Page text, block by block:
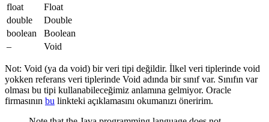
float
Float
double
Double
boolean
Boolean
–
Void
Not: Void (ya da void) bir veri tipi değildir. İlkel veri tiplerinde void
yokken referans veri tiplerinde Void adında bir sınıf var. Sınıfın var
olması bu tipi kullanabileceğimiz anlamına gelmiyor. Oracle
firmasının bu linkteki açıklamasını okumanızı öneririm.